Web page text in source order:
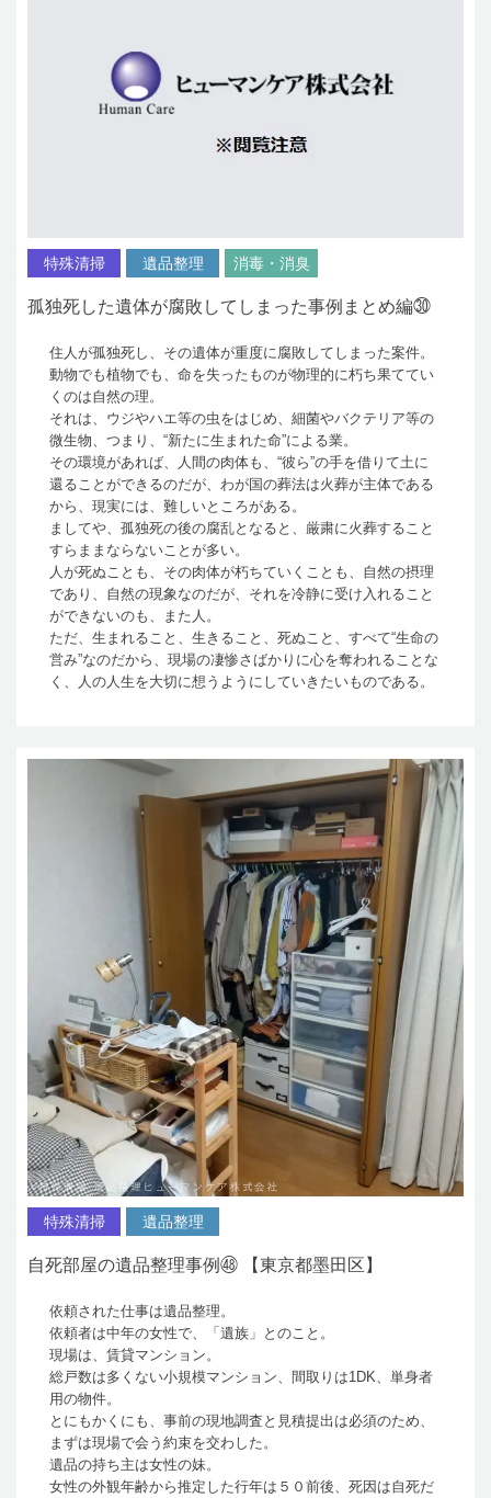
特殊清掃 遺品整理 消毒・消臭
孤独死した遺体が腐敗してしまった事例まとめ編㉚
住人が孤独死し、その遺体が重度に腐敗してしまった案件。
動物でも植物でも、命を失ったものが物理的に朽ち果ててい
くのは自然の理。
それは、ウジやハエ等の虫をはじめ、細菌やバクテリア等の
微生物、つまり、“新たに生まれた命”による業。
その環境があれば、人間の肉体も、“彼ら”の手を借りて土に
還ることができるのだが、わが国の葬法は火葬が主体である
から、現実には、難しいところがある。
ましてや、孤独死の後の腐乱となると、厳粛に火葬すること
すらままならないことが多い。
人が死ぬことも、その肉体が朽ちていくことも、自然の摂理
であり、自然の現象なのだが、それを冷静に受け入れること
ができないのも、また人。
ただ、生まれること、生きること、死ぬこと、すべて“生命の
営み”なのだから、現場の凄惨さばかりに心を奪われることな
く、人の人生を大切に想うようにしていきたいものである。
特殊清掃 遺品整理
自死部屋の遺品整理事例㊽ 【東京都墨田区】
依頼された仕事は遺品整理。
依頼者は中年の女性で、「遺族」とのこと。
現場は、賃貸マンション。
総戸数は多くない小規模マンション、間取りは1DK、単身者
用の物件。
とにもかくにも、事前の現地調査と見積提出は必須のため、
まずは現場で会う約束を交わした。
遺品の持ち主は女性の妹。
女性の外観年齢から推定した行年は５０前後、死因は自死だ